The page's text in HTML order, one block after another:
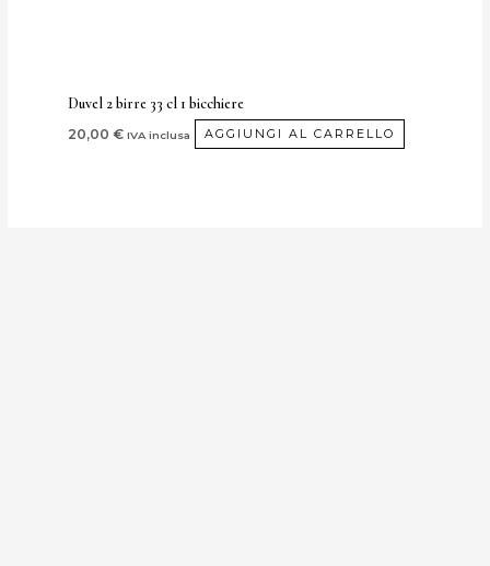
Duvel 2 birre 33 cl 1 bicchiere
20,00€ IVA inclusa AGGIUNGI AL CARRELLO